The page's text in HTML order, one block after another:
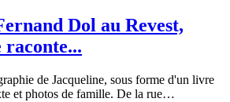
Dol au Revest,
raconte...
de Jacqueline, sous forme d'un livre
et photos de famille. De la rue…